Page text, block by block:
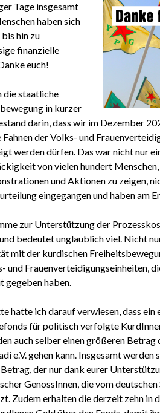
Tage insgesamt
haben sich
hin zu
finanzielle
euch!
die staatliche
in kurzer
darin, dass wir im Dezember
Fahnen der Volks- und
werden dürfen. Das war nicht nur
von vielen hundert
und Aktionen zu zeigen,
eingegangen und haben am
zur Unterstützung der
bedeutet unglaublich viel. Nicht
mit der kurdischen
und Frauenverteidigungseinheiten,
gegeben haben.
hatte ich darauf verwiesen, dass ein
für politisch verfolgte
auch selber einen größeren
e.V. gehen kann. Insgesamt
der nur dank eurer
GenossInnen, die vom deutschen
Zudem erhalten die derzeit zehn in